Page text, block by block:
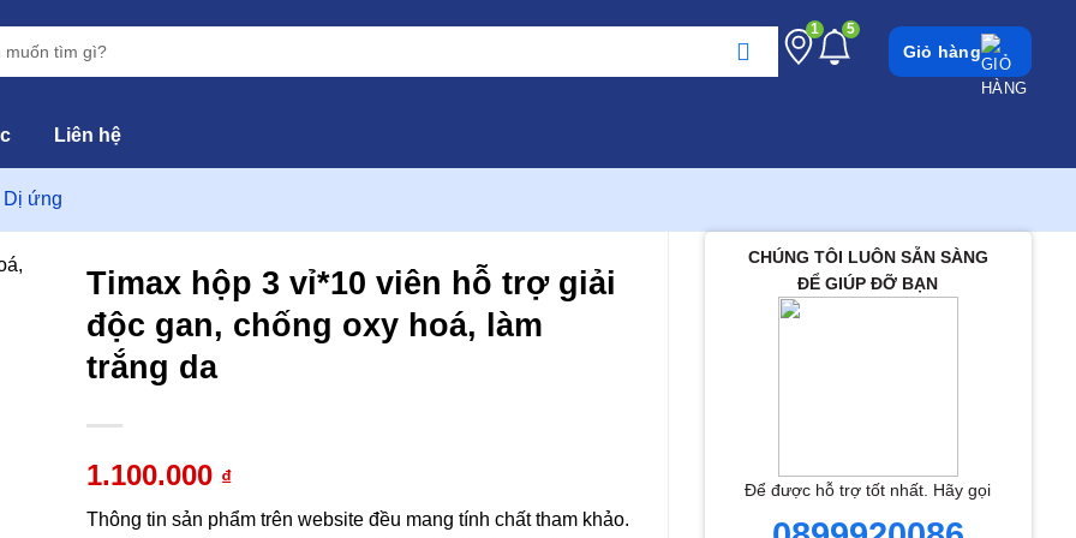
1 5
Giỏ hàng
Liên hệ
Dị ứng
CHÚNG TÔI LUÔN SẴN SÀNG
ĐỂ GIÚP ĐỠ BẠN
Để được hỗ trợ tốt nhất. Hãy gọi
Timax hộp 3 vỉ*10 viên hỗ trợ giải
độc gan, chống oxy hoá, làm
trắng da
1.100.000 ₫
Thông tin sản phẩm trên website đều mang tính chất tham khảo.